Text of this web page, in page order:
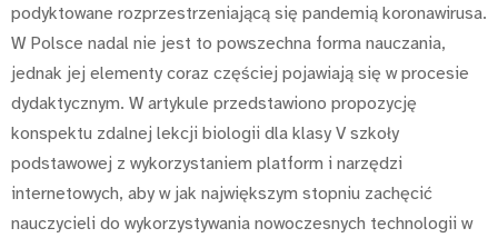
podyktowane rozprzestrzeniającą się pandemią koronawirusa.
W Polsce nadal nie jest to powszechna forma nauczania,
jednak jej elementy coraz częściej pojawiają się w procesie
dydaktycznym. W artykule przedstawiono propozycję
konspektu zdalnej lekcji biologii dla klasy V szkoły
podstawowej z wykorzystaniem platform i narzędzi
internetowych, aby w jak największym stopniu zachęcić
nauczycieli do wykorzystywania nowoczesnych technologii w